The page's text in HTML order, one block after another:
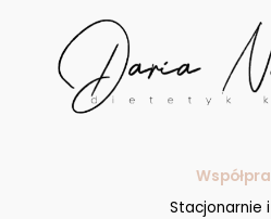
Stacjonarnie